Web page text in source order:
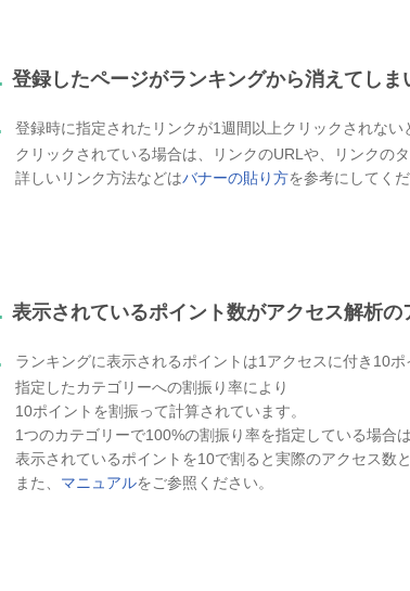
登録したページがランキングから消えてしま
登録時に指定されたリンクが1週間以上クリックされない
クリックされている場合は、リンクのURLや、リンクの
詳しいリンク方法などはバナーの貼り方を参考にしてくだ
表示されているポイント数がアクセス解析の
ランキングに表示されるポイントは1アクセスに付き10ポ
指定したカテゴリーへの割振り率により
10ポイントを割振って計算されています。
1つのカテゴリーで100%の割振り率を指定している場合は
表示されているポイントを10で割ると実際のアクセス数と
また、 マニュアルをご参照ください。